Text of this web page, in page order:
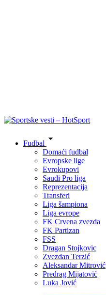
Fudbal
Domaći fudbal
Evropske lige
Evrokupovi
Saudi Pro liga
Reprezentacija
Transferi
Liga šampiona
Liga evrope
FK Crvena zvezda
FK Partizan
FSS
Dragan Stojkovic
Zvezdan Terzić
Aleksandar Mitrović
Predrag Mijatović
Luka Jović